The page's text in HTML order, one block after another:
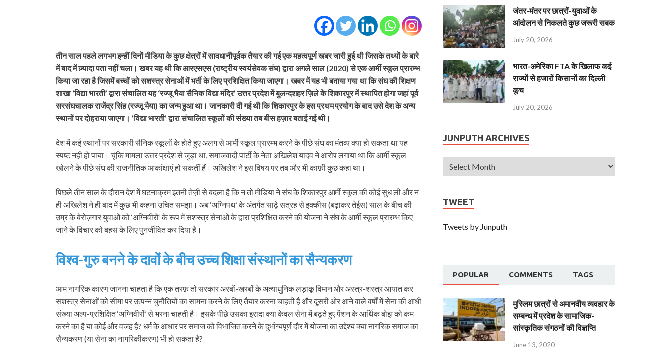
तीन साल पहले लगभग इन्हीं दिनों मीडिया के कुछ क्षेत्रों में सावधानीपूर्वक तैयार की गई एक महत्वपूर्ण खबर जारी हुई थी जिसके तथ्यों के बारे
में बाद में ज़्यादा पता नहीं चला। खबर यह थी कि आरएसएस (राष्ट्रीय स्वयंसेवक संघ) द्वारा अगले साल (2020) से एक आर्मी स्कूल प्रारम्भ
किया जा रहा है जिसमें बच्चों को सशस्त्र सेनाओं में भर्ती के लिए प्रशिक्षित किया जाएगा। खबर में यह भी बताया गया था कि संघ की शिक्षण
शाखा ‘विद्या भारती’ द्वारा संचालित यह ‘रज्जू भैया सैनिक विद्या मंदिर’ उत्तर प्रदेश में बुलन्दशहर ज़िले के शिकारपुर में स्थापित होगा जहां पूर्व
सरसंघचालक राजेंद्र सिंह (रज्जू भैया) का जन्म हुआ था। जानकारी दी गई थी कि शिकारपुर के इस प्रथम प्रयोग के बाद उसे देश के अन्य
स्थानों पर दोहराया जाएगा। ’विद्या भारती’ द्वारा संचालित स्कूलों की संख्या तब बीस हज़ार बताई गई थी।
देश में कई स्थानों पर सरकारी सैनिक स्कूलों के होते हुए अलग से आर्मी स्कूल प्रारम्भ करने के पीछे संघ का मंतव्य क्या हो सकता था यह
स्पष्ट नहीं हो पाया। चूं‍कि मामला उत्तर प्रदेश से जुड़ा था, समाजवादी पार्टी के नेता अखिलेश यादव ने आरोप लगाया था कि आर्मी स्कूल
खोलने के पीछे संघ की राजनीतिक आकांक्षाएं हो सकतीं हैं। अखिलेश ने इस विषय पर तब और भी काफ़ी कुछ कहा था।
पिछले तीन साल के दौरान देश में घटनाक्रम इतनी तेज़ी से बदला है कि न तो मीडिया ने संघ के शिकारपुर आर्मी स्कूल की कोई सुध ली और न
ही अखिलेश ने ही बाद में कुछ भी कहना उचित समझा। अब ‘अग्निपथ’ के अंतर्गत साढ़े सत्रह से इक्कीस (बढ़ाकर तेईस) साल के बीच की
उम्र के बेरोज़गार युवाओं को ‘अग्निवीरों’ के रूप में सशस्त्र सेनाओं के द्वारा प्रशिक्षित करने की योजना ने संघ के आर्मी स्कूल प्रारम्भ किए
जाने के विचार को बहस के लिए पुनर्जीवित कर दिया है।
विश्व-गुरु बनने के दावों के बीच उच्च शिक्षा संस्थानों का सैन्यकरण
आम नागरिक कारण जानना चाहता है कि एक तरफ़ तो सरकार अरबों-खरबों के अत्याधुनिक लड़ाकू विमान और अस्त्र-शस्त्र आयात कर
सशस्त्र सेनाओं को सीमा पर उत्पन्न चुनौतियों का सामना करने के लिए तैयार करना चाहती है और दूसरी ओर आने वाले वर्षों में सेना की आधी
संख्या अल्प-प्रशिक्षित ‘अग्निवीरों’ से भरना चाहती है। इसके पीछे उसका इरादा क्या केवल सेना में बढ़ते हुए पेंशन के आर्थिक बोझ को कम
करने का है या कोई और वजह है? धर्म के आधार पर समाज को विभाजित करने के दुर्भाग्यपूर्ण दौर में योजना का उद्देश्य क्या नागरिक समाज का
सैन्यकरण (या सेना का नागरिकीकरण) भी हो सकता है?
जंतर-मंतर पर छात्रों-युवाओं के
आंदोलन से निकलते कुछ जरूरी सबक
July 20, 2026
भारत-अमेरिका FTA के खिलाफ कई
राज्यों से हजारों किसानों का दिल्ली
कूच
July 20, 2026
JUNPUTH ARCHIVES
TWEET
Tweets by Junputh
POPULAR COMMENTS TAGS
मुस्लिम छात्रों से अमानवीय व्यवहार के
सम्बन्ध में प्रदेश के सामाजिक-
सांस्कृतिक संगठनों की विज्ञप्ति
June 13, 2020